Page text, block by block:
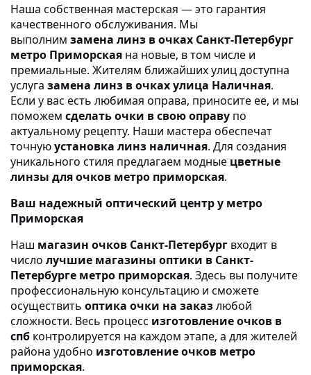
Наша собственная мастерская — это гарантия
качественного обслуживания. Мы
выполним замена линз в очках Санкт-Петербург
метро Приморская на новые, в том числе и
премиальные. Жителям ближайших улиц доступна
услуга замена линз в очках улица Наличная.
Если у вас есть любимая оправа, приносите ее, и мы
поможем сделать очки в свою оправу по
актуальному рецепту. Наши мастера обеспечат
точнуюустановка линз наличная. Для создания
уникального стиля предлагаем модные цветные
линзы для очков метро приморская.
Ваш надежный оптический центр у метро
Приморская
Наш магазин очков Санкт-Петербург входит в
число лучшие магазины оптики в Санкт-
Петербурге метро приморская. Здесь вы получите
профессиональную консультацию и сможете
осуществить оптика очки на заказлюбой
сложности. Весь процесс изготовление очков в
спб контролируется на каждом этапе, а для жителей
района удобно изготовление очков метро
приморская.